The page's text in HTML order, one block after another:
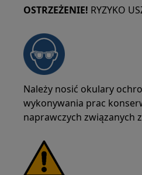
OSTRZEŻENIE! RYZYKO
Należy nosić okulary
wykonywania prac
naprawczych związanych